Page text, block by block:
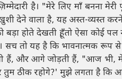
है। "मेरे लिए माँ बनना
देने वाला है, यह अस्त-व्यस्त
बड़ा होते देखती हूँ, तो ऐसा कोई
सच तो यह है कि भावनात्मक रूप से
हैं, और आगे जोड़ती हैं, "आज भी,
तुम ठीक रहोगे?' मुझे लगता है कि